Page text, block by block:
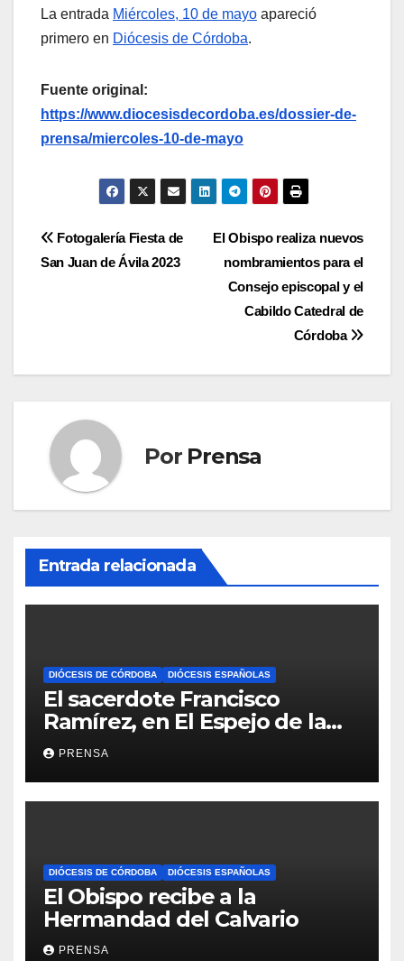
La entrada Miércoles, 10 de mayo apareció
primero en Diócesis de Córdoba.
Fuente original:
https://www.diocesisdecordoba.es/dossier-de-
prensa/miercoles-10-de-mayo
Navegación
El Obispo realiza nuevos
nombramientos para el
Consejo episcopal y el
Cabildo Catedral de
Córdoba
Fotogalería Fiesta de
San Juan de Ávila 2023
Por Prensa
Entrada relacionada
DIÓCESIS DE CÓRDOBA DIÓCESIS ESPAÑOLAS
El sacerdote Francisco
Ramírez, en El Espejo de la
Iglesia
PRENSA
DIÓCESIS DE CÓRDOBA DIÓCESIS ESPAÑOLAS
El Obispo recibe a la
Hermandad del Calvario
PRENSA